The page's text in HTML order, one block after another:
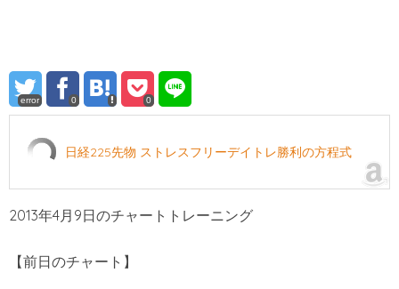
error 0 0
日経225先物 ストレスフリーデイトレ勝利の方程式
2013年4月9日のチャートトレーニング
【前日のチャート】